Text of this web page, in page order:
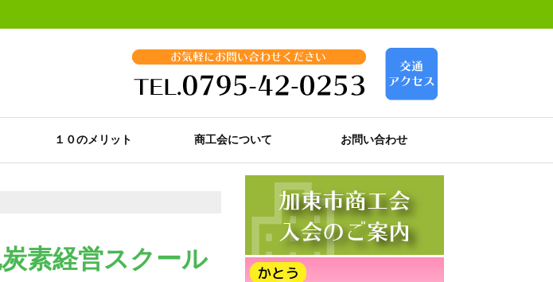
１０のメリット 商工会について お問い合わせ
素経営スクール